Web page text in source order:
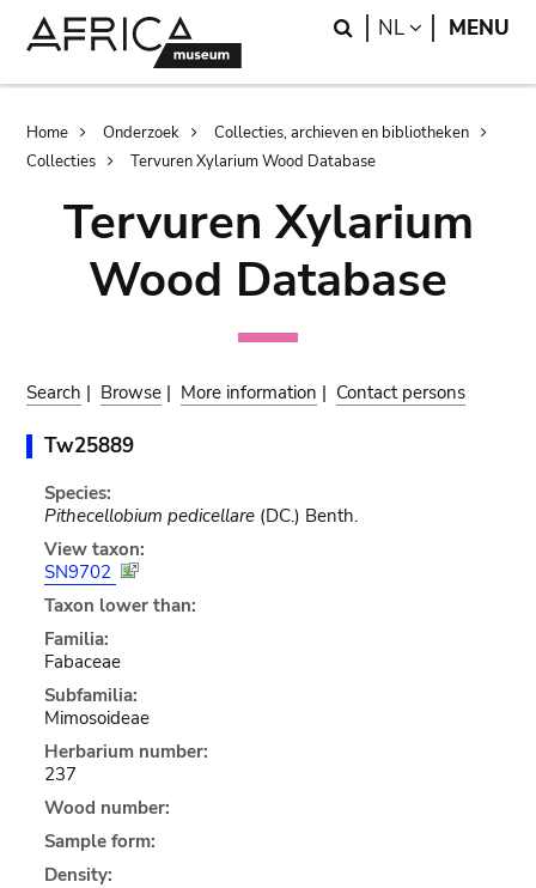
Search
NL LANGUAGE
MENU
Breadcrumb
Home Onderzoek
Collecties, archieven en bibliotheken
Collecties
Tervuren Xylarium Wood Database
Tervuren Xylarium
Wood Database
Search | Browse | More information | Contact persons
Tw25889
Species:
Pithecellobium pedicellare(DC.) Benth.
View taxon:
SN9702
Taxon lower than:
Familia:
Fabaceae
Subfamilia:
Mimosoideae
Herbarium number:
237
Wood number:
Sample form:
Density: